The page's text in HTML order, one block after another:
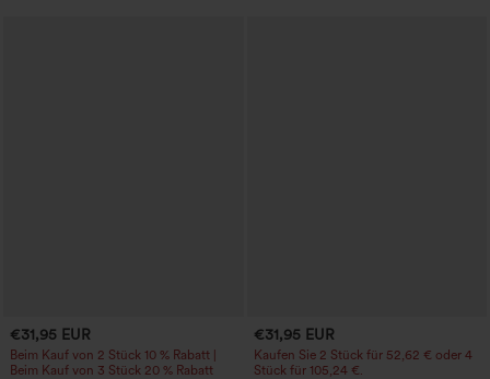
€31,95 EUR
Beim Kauf von 2 Stück 10 % Rabatt |
Beim Kauf von 3 Stück 20 % Rabatt
€31,95 EUR
Kaufen Sie 2 Stück für 52,62 € oder 4
Stück für 105,24 €.